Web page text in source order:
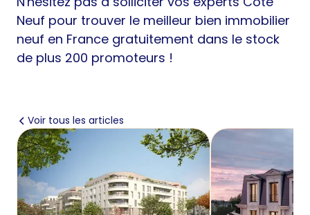
Neuf pour trouver le meilleur bien immobilier
neuf en France gratuitement dans le stock
de plus 200 promoteurs !
Voir tous les articles